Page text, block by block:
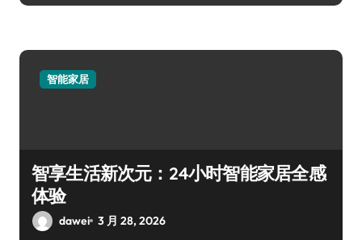
智能家居
智享生活新次元：24小时智能家居全感
体验
dawei 3 月 28, 2026